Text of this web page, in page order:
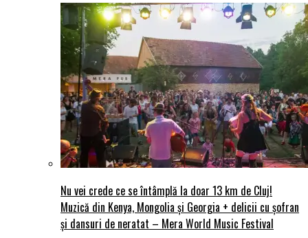
Nu vei crede ce se întâmplă la doar 13 km de Cluj!
Muzică din Kenya, Mongolia și Georgia + delicii cu șofran
și dansuri de neratat – Mera World Music Festival